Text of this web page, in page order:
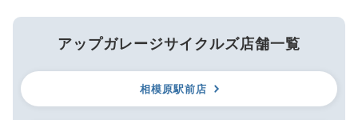
アップガレージサイクルズ店舗一覧
相模原駅前店